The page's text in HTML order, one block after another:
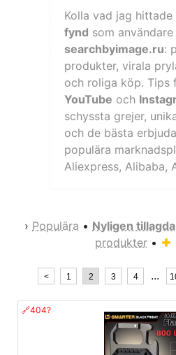
Kolla vad jag
fynd som
searchbyimage.ru:
produkter, virala
och roliga köp. Tips
YouTube och
schyssta grejer,
och de bästa
populära
Aliexpress, Alibaba,
› Populära • Nyligen tillagda
produkter •
< 1 2 3 4 ...
🔗404?